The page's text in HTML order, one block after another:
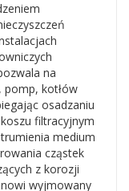
na
pomp, kotłów
osadzaniu
filtracyjnym
medium
cząstek
z korozji
wyjmowany